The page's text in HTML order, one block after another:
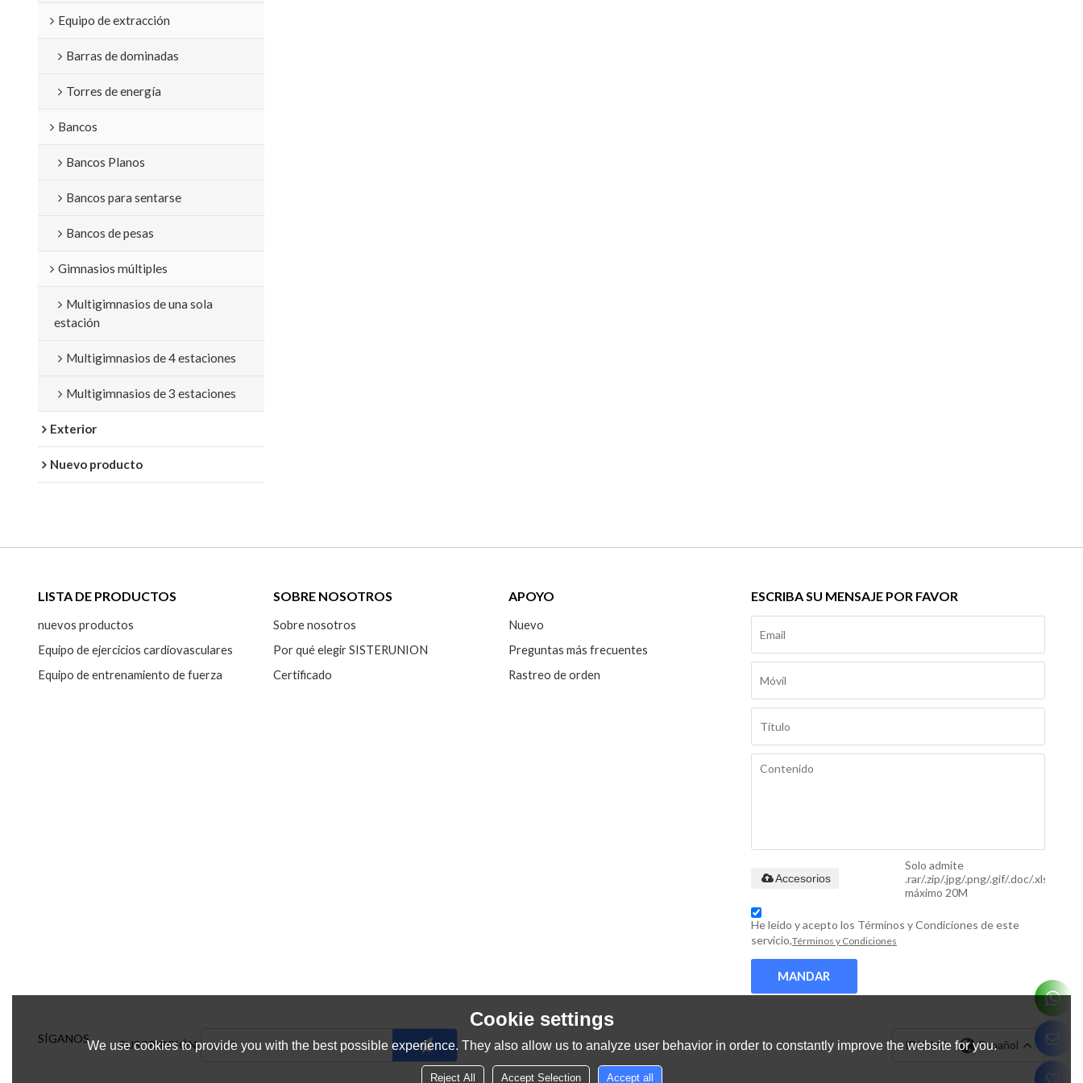
Equipo de extracción
Barras de dominadas
Torres de energía
Bancos
Bancos Planos
Bancos para sentarse
Bancos de pesas
Gimnasios múltiples
Multigimnasios de una sola
estación
Multigimnasios de 4 estaciones
Multigimnasios de 3 estaciones
Exterior
Nuevo producto
LISTA DE PRODUCTOS
nuevos productos
Equipo de ejercicios cardiovasculares
Equipo de entrenamiento de fuerza
SOBRE NOSOTROS
Sobre nosotros
Por qué elegir SISTERUNION
Certificado
APOYO
Nuevo
Preguntas más frecuentes
Rastreo de orden
ESCRIBA SU MENSAJE POR FAVOR
Solo admite
.rar/.zip/.jpg/.png/.gif/.doc/.xls/.pdf,
máximo 20M
Accesorios
He leido y acepto los Términos y Condiciones de este
servicio,Términos y Condiciones
MANDAR
SÍGANOS SUSCRIPCIÓN IDIOMA: Español
Cookie settings
We use cookies to provide you with the best possible experience. They also allow us to analyze user behavior in order to constantly improve the website for you.
Reject All Accept Selection Accept all